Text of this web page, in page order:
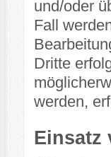
und/oder
Fall
Dritte
werden,
Einsatz